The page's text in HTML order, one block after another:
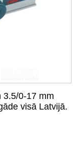
3.5/0-17 mm
visā Latvijā.